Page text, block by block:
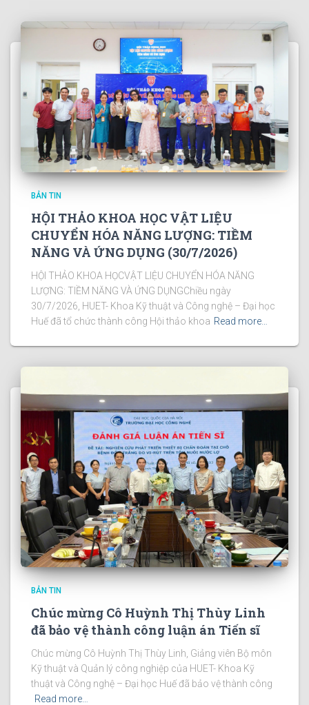
BẢN TIN
HỘI THẢO KHOA HỌC VẬT LIỆU
CHUYỂN HÓA NĂNG LƯỢNG: TIỀM
NĂNG VÀ ỨNG DỤNG (30/7/2026)
HỘI THẢO KHOA HỌCVẬT LIỆU CHUYỂN HÓA NĂNG
LƯỢNG: TIỀM NĂNG VÀ ỨNG DỤNGChiều ngày
30/7/2026, HUET- Khoa Kỹ thuật và Công nghệ – Đại học
Huế đã tổ chức thành công Hội thảo khoa Read more…
BẢN TIN
Chúc mừng Cô Huỳnh Thị Thùy Linh
đã bảo vệ thành công luận án Tiến sĩ
Chúc mừng Cô Huỳnh Thị Thùy Linh, Giảng viên Bộ môn
Kỹ thuật và Quản lý công nghiệp của HUET- Khoa Kỹ
thuật và Công nghệ – Đại học Huế đã bảo vệ thành công
Read more…